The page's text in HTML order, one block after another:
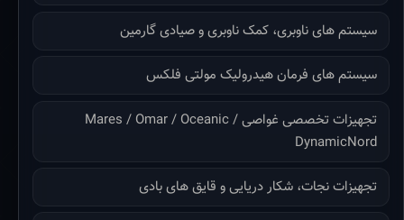
سیستم های ناوبری، کمک ناوبری و صیادی گارمین
سیستم های فرمان هیدرولیک مولتی فلکس
تجهیزات تخصصی غواصی Mares / Omar / Oceanic /
DynamicNord
تجهیزات نجات، شکار دریایی و قایق های بادی